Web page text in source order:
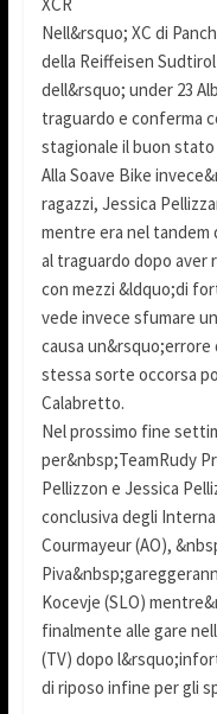
XCR
Nell&rsquo; XC di
della Reiffeisen
dell&rsquo; under 23
traguardo e conferma
stagionale il buon stato
Alla Soave Bike
ragazzi, Jessica
mentre era nel tandem
al traguardo dopo
con mezzi &ldquo;di
vede invece sfumare
causa
stessa sorte occorsa
Calabretto.
Nel prossimo fine
per&nbsp;TeamRudy
Pellizzon e Jessica
conclusiva degli
Courmayeur (AO),
Kocevje (SLO)
finalmente alle gare
(TV) dopo
di riposo infine per gli